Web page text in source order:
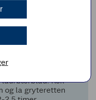
og gulrotskiver i
under omrøring
gryta og dryss over
Kok
og la gryteretten